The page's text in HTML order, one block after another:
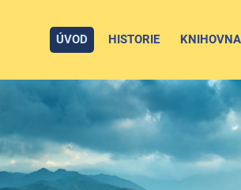
ÚVOD HISTORIE KNIHOVNA